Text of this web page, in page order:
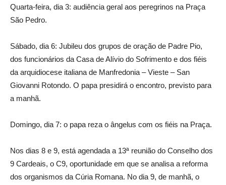
Quarta-feira, dia 3: audiência geral aos peregrinos na Praça
São Pedro.
Sábado, dia 6: Jubileu dos grupos de oração de Padre Pio,
dos funcionários da Casa de Alívio do Sofrimento e dos fiéis
da arquidiocese italiana de Manfredonia – Vieste – San
Giovanni Rotondo. O papa presidirá o encontro, previsto para
a manhã.
Domingo, dia 7: o papa reza o ângelus com os fiéis na Praça.
Nos dias 8 e 9, está agendada a 13ª reunião do Conselho dos
9 Cardeais, o C9, oportunidade em que se analisa a reforma
dos organismos da Cúria Romana. No dia 9, de manhã, o